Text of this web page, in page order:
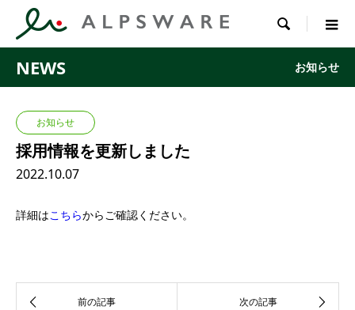

NEWS お知らせ
お知らせ
採用情報を更新しました
2022.10.07
詳細はこちらからご確認ください。